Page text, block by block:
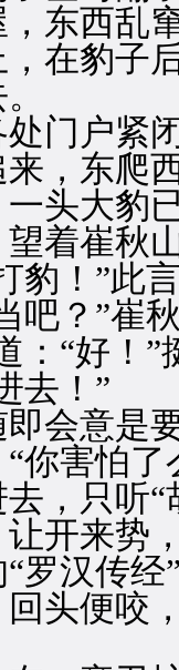
东西乱
在豹子
户紧闭
，东爬
头大豹
崔秋山
豹！”此
吧？”崔
：“好！
去！”
意是要
你害怕
，只听
开来势
罗汉传
头便咬